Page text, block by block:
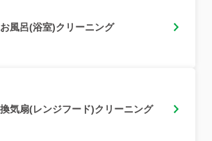
お風呂(浴室)クリーニング
換気扇(レンジフード)クリーニング